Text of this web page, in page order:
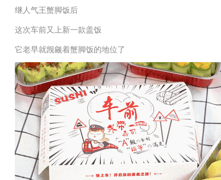
继人气王蟹脚饭后
这次车前又上新一款盖饭
它老早就觊觎着蟹脚饭的地位了